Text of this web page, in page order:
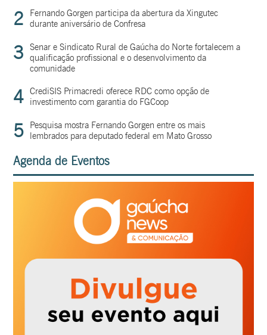
2
Fernando Gorgen participa da abertura da Xingutec
durante aniversário de Confresa
3
Senar e Sindicato Rural de Gaúcha do Norte fortalecem a
qualificação profissional e o desenvolvimento da
comunidade
4 CrediSIS Primacredi oferece RDC como opção de
investimento com garantia do FGCoop
5
Pesquisa mostra Fernando Gorgen entre os mais
lembrados para deputado federal em Mato Grosso
Agenda de Eventos